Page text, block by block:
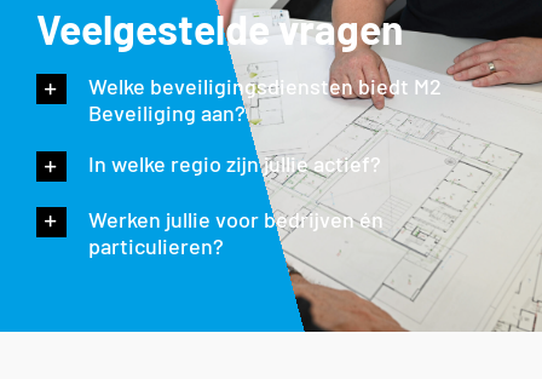
Veelgestelde vragen
Welke beveiligingsdiensten biedt M2
Beveiliging aan?
In welke regio zijn jullie actief?
Werken jullie voor bedrijven én
particulieren?